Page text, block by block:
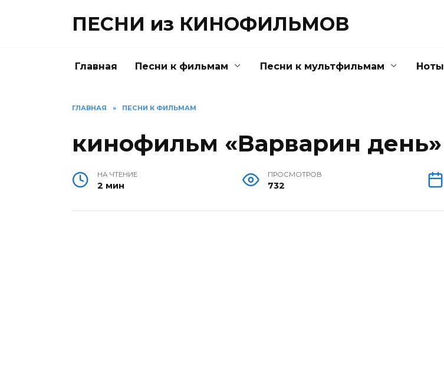
ПЕСНИ из КИНОФИЛЬМОВ
Главная Песни к фильмам Песни к мультфильмам Ноты
ГЛАВНАЯ » ПЕСНИ К ФИЛЬМАМ
кинофильм «Варварин день»
НА ЧТЕНИЕ
2 мин
ПРОСМОТРОВ
732